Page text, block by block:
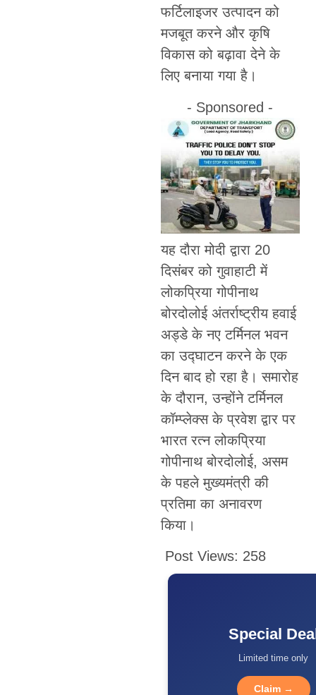
फर्टिलाइजर उत्पादन को
मजबूत करने और कृषि
विकास को बढ़ावा देने के
लिए बनाया गया है।
- Sponsored -
यह दौरा मोदी द्वारा 20
दिसंबर को गुवाहाटी में
लोकप्रिया गोपीनाथ
बोरदोलोई अंतर्राष्ट्रीय हवाई
अड्डे के नए टर्मिनल भवन
का उद्घाटन करने के एक
दिन बाद हो रहा है। समारोह
के दौरान, उन्होंने टर्मिनल
कॉम्प्लेक्स के प्रवेश द्वार पर
भारत रत्न लोकप्रिया
गोपीनाथ बोरदोलोई, असम
के पहले मुख्यमंत्री की
प्रतिमा का अनावरण
किया।
Post Views: 258
Special
Limited time only
Claim →